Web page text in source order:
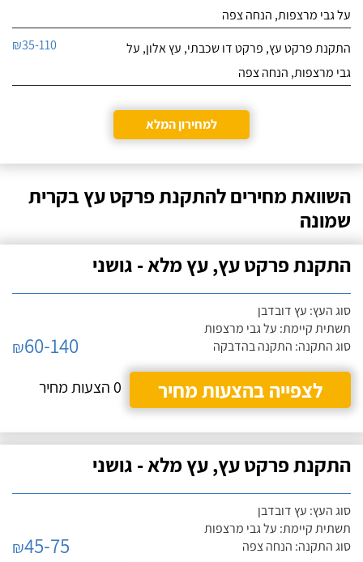
על גבי מרצפות, הנחה צפה
התקנת פרקט עץ, פרקט דו שכבתי, עץ אלון, על
גבי מרצפות, הנחה צפה
₪35-110
למחירון המלא
השוואת מחירים להתקנת פרקט עץ בקרית
שמונה
התקנת פרקט עץ, עץ מלא - גושני
סוג העץ: עץ דובדבן
תשתית קיימת: על גבי מרצפות
סוג התקנה: התקנה בהדבקה
₪60-140
לצפייה בהצעות מחיר
0 הצעות מחיר
התקנת פרקט עץ, עץ מלא - גושני
סוג העץ: עץ דובדבן
תשתית קיימת: על גבי מרצפות
סוג התקנה: הנחה צפה
₪45-75